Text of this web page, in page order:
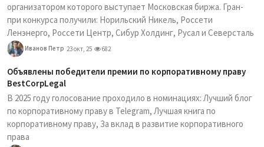
организатором которого выступает Московская биржа. Гран-
при конкурса получили: Норильский Никель, Россети
Ленэнерго, Россети Центр, Сибур Холдинг, Русал и Северсталь
Иванов Петр 23 окт, 25 682
Объявлены победители премии по корпоративному праву
BestCorpLegal
В 2025 году голосование проходило в номинациях: Лучший блог
по корпоративному праву в Telegram, Лучшая книга по
корпоративному праву, За вклад в развитие корпоративного
права